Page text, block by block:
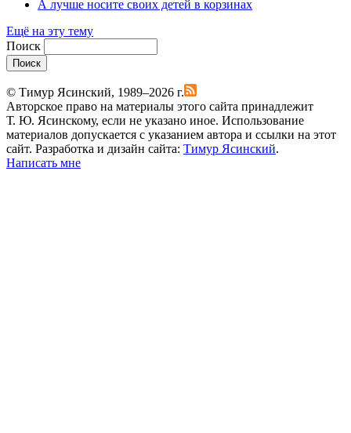
А лучше носите своих детей в корзинах
Ещё на эту тему
Поиск
Поиск
© Тимур Ясинский, 1989–2026 г.
Авторское право на материалы этого сайта принадлежит
Т. Ю. Ясинскому, если не указано иное. Использование
материалов допускается с указанием автора и ссылки на этот
сайт. Разработка и дизайн сайта: Тимур Ясинский.
Написать мне